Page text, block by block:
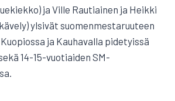
ja Ville Rautiainen ja Heikki
ylsivät suomenmestaruuteen
ja Kauhavalla pidetyissä
14-15-vuotiaiden SM-